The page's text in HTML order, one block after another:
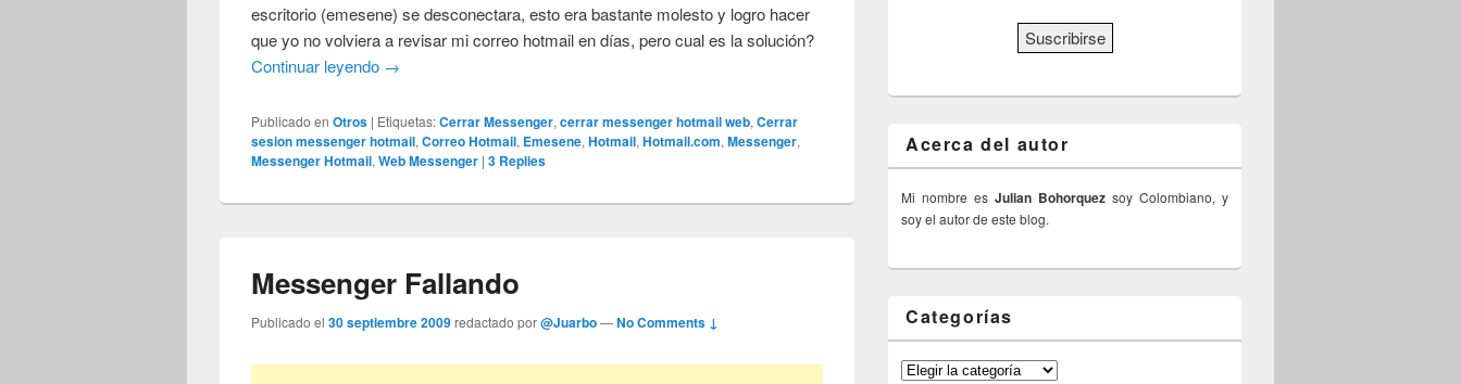
escritorio (emesene) se desconectara, esto era bastante molesto y logro hacer
que yo no volviera a revisar mi correo hotmail en días, pero cual es la solución?
Continuar leyendo →
Publicado en Otros | Etiquetas:Cerrar Messenger,cerrar messenger hotmail web,Cerrar
sesion messenger hotmail,Correo Hotmail, Emesene,Hotmail,Hotmail.com,Messenger,
Messenger Hotmail,Web Messenger |3 Replies
Messenger Fallando
Publicado el30 septiembre 2009redactado por@Juarbo—No Comments ↓
Acerca del autor
Mi nombre es Julian Bohorquez soy Colombiano, y
soy el autor de este blog.
Categorías
Categorías